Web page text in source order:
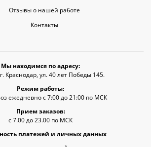
Отзывы о нашей работе
Контакты
Мы находимся по адресу:
Краснодар, ул. 40 лет Победы 145.
Режим работы:
ежедневно с 7:00 до 21:00 по МСК
Прием заказов:
с 7.00 до 23.00 по МСК
платежей и личных данных